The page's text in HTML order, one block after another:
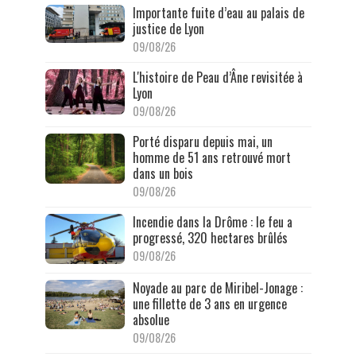
Importante fuite d’eau au palais de
justice de Lyon
09/08/26
L'histoire de Peau d’Âne revisitée à
Lyon
09/08/26
Porté disparu depuis mai, un
homme de 51 ans retrouvé mort
dans un bois
09/08/26
Incendie dans la Drôme : le feu a
progressé, 320 hectares brûlés
09/08/26
Noyade au parc de Miribel-Jonage :
une fillette de 3 ans en urgence
absolue
09/08/26